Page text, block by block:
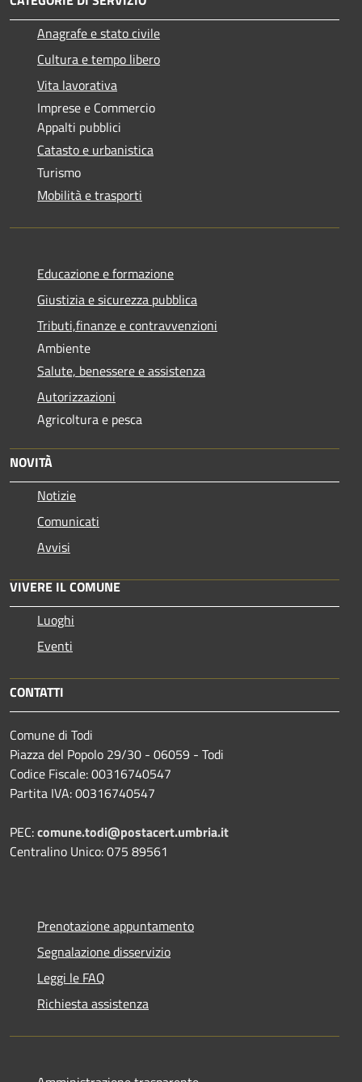
Anagrafe e stato civile
Cultura e tempo libero
Vita lavorativa
Imprese e Commercio
Appalti pubblici
Catasto e urbanistica
Turismo
Mobilità e trasporti
Educazione e formazione
Giustizia e sicurezza pubblica
Tributi,finanze e contravvenzioni
Ambiente
Salute, benessere e assistenza
Autorizzazioni
Agricoltura e pesca
NOVITÀ
Notizie
Comunicati
Avvisi
VIVERE IL COMUNE
Luoghi
Eventi
CONTATTI
Comune di Todi
Piazza del Popolo 29/30 - 06059 - Todi
Codice Fiscale: 00316740547
Partita IVA: 00316740547
PEC:comune.todi@postacert.umbria.it
Centralino Unico: 075 89561
Prenotazione appuntamento
Segnalazione disservizio
Leggi le FAQ
Richiesta assistenza